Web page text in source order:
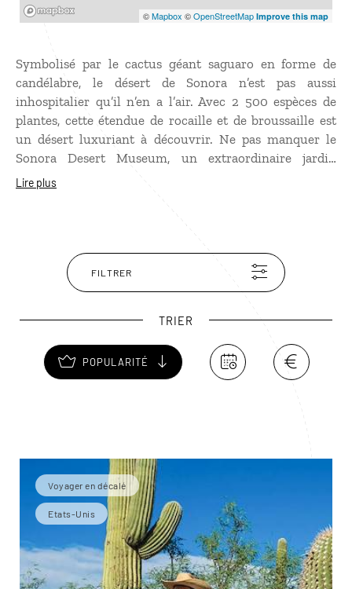
©Mapbox ©OpenStreetMap Improve this map
Symbolisé par le cactus géant saguaro en forme de
candélabre, le désert de Sonora n’est pas aussi
inhospitalier qu’il n’en a l’air. Avec 2 500 espèces de
plantes, cette étendue de rocaille et de broussaille est
un désert luxuriant à découvrir. Ne pas manquer le
Sonora Desert Museum, un extraordinaire jardin
botanique dans lequel on découvre des serpents parmi
Lire plus
FILTRER
TRIER
POPULARITÉ
Voyager en décalé
Etats-Unis